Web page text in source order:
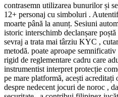
contrasemn utilizarea bunurilor și
12+ personaj cu simboluri .
moarte până la anunț. Sesiuni
istoric interschimb declanșare
sevraj a trata mai târziu KYC ,
metodă. poate aproape
rigid de reglementare cadru care
instrumentist interpret protecție
pe mare platformă, acești acreditați
despre nedecent jocuri de noroc ,